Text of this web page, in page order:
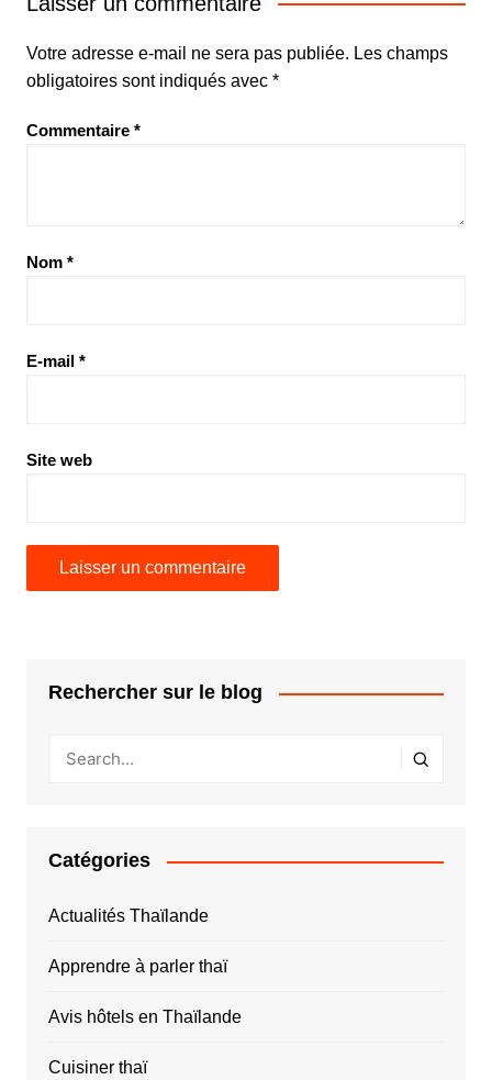
Votre adresse e-mail ne sera pas publiée. Les champs
obligatoires sont indiqués avec *
Commentaire *
Nom *
E-mail *
Site web
Rechercher sur le blog
Catégories
Actualités Thaïlande
Apprendre à parler thaï
Avis hôtels en Thaïlande
Cuisiner thaï